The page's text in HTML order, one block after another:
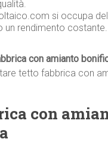
si occupa
un rendimento costante.
con amianto
tetto fabbrica con
con